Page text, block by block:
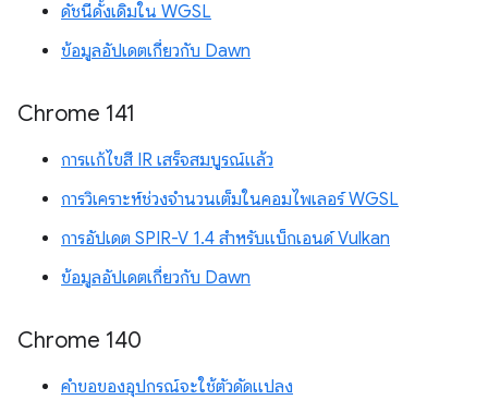
ดัชนีดั้งเดิมใน WGSL
ข้อมูลอัปเดตเกี่ยวกับ Dawn
Chrome 141
การแก้ไขสี IR เสร็จสมบูรณ์แล้ว
การวิเคราะห์ช่วงจำนวนเต็มในคอมไพเลอร์ WGSL
การอัปเดต SPIR-V 1.4 สำหรับแบ็กเอนด์ Vulkan
ข้อมูลอัปเดตเกี่ยวกับ Dawn
Chrome 140
คำขอของอุปกรณ์จะใช้ตัวดัดแปลง